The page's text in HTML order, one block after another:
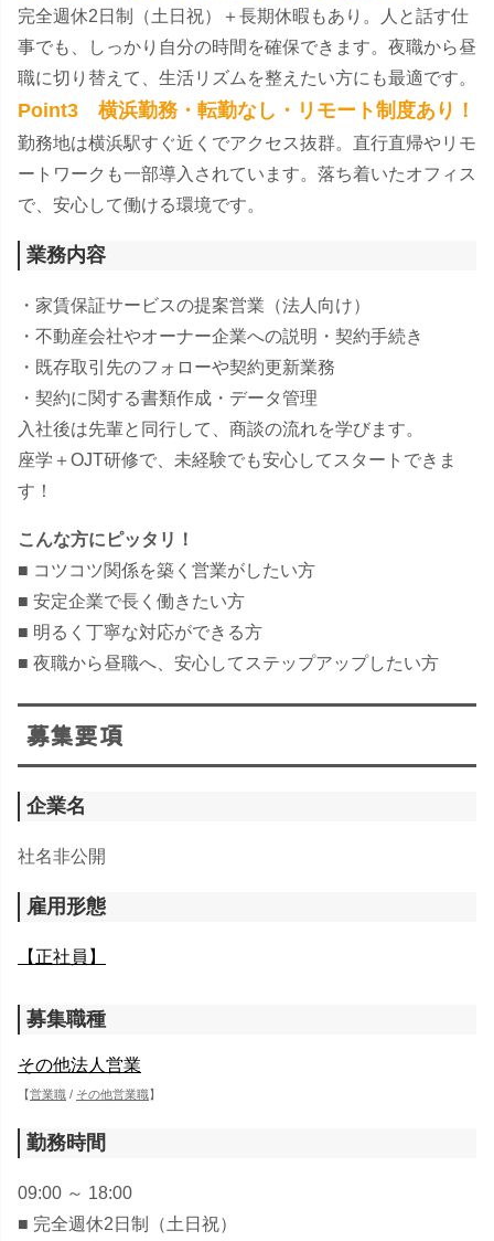
完全週休2日制（土日祝）＋長期休暇もあり。人と話す仕
事でも、しっかり自分の時間を確保できます。夜職から昼
職に切り替えて、生活リズムを整えたい方にも最適です。
Point3 横浜勤務・転勤なし・リモート制度あり！
勤務地は横浜駅すぐ近くでアクセス抜群。直行直帰やリモ
ートワークも一部導入されています。落ち着いたオフィス
で、安心して働ける環境です。
業務内容
・家賃保証サービスの提案営業（法人向け）
・不動産会社やオーナー企業への説明・契約手続き
・既存取引先のフォローや契約更新業務
・契約に関する書類作成・データ管理
入社後は先輩と同行して、商談の流れを学びます。
座学＋OJT研修で、未経験でも安心してスタートできま
す！
こんな方にピッタリ！
■ コツコツ関係を築く営業がしたい方
■ 安定企業で長く働きたい方
■ 明るく丁寧な対応ができる方
■ 夜職から昼職へ、安心してステップアップしたい方
募集要項
企業名
社名非公開
雇用形態
【正社員】
募集職種
その他法人営業
【営業職 / その他営業職】
勤務時間
09:00 ～ 18:00
■ 完全週休2日制（土日祝）